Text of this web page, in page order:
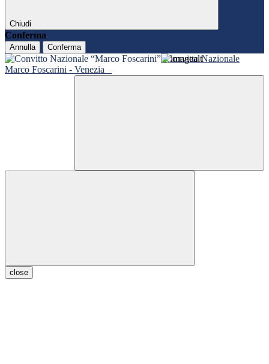
Chiudi
Conferma
Annulla Conferma
Convitto Nazionale
Marco Foscarini - Venezia
close